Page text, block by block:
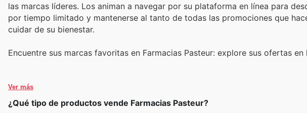
las marcas líderes. Los animan a navegar por su plataforma en línea para
por tiempo limitado y mantenerse al tanto de todas las promociones que
cuidar de su bienestar.
Encuentre sus marcas favoritas en Farmacias Pasteur: explore sus ofertas en
Ver más
¿Qué tipo de productos vende Farmacias Pasteur?